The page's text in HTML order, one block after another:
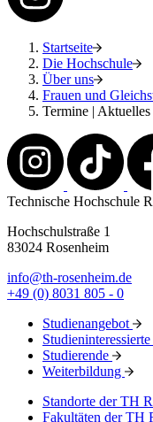
Startseite
Die Hochschule
Über uns
Frauen und
Termine | Aktuelles
Technische Hochschule
Hochschulstraße 1
83024 Rosenheim
info@th-rosenheim.de
+49 (0) 8031 805 - 0
Studienangebot
Studieninteressierte
Studierende
Weiterbildung
Standorte der TH
Fakultäten der TH